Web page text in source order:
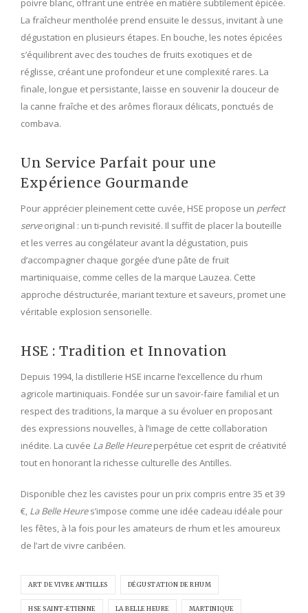
poivre blanc, offrant une entrée en matière subtilement épicée.
La fraîcheur mentholée prend ensuite le dessus, invitant à une
dégustation en plusieurs étapes. En bouche, les notes épicées
s’équilibrent avec des touches de fruits exotiques et de
réglisse, créant une profondeur et une complexité rares. La
finale, longue et persistante, laisse en souvenir la douceur de
la canne fraîche et des arômes floraux délicats, ponctués de
combava.
Un Service Parfait pour une
Expérience Gourmande
Pour apprécier pleinement cette cuvée, HSE propose un perfect
serveoriginal : un ti-punch revisité. Il suffit de placer la bouteille
et les verres au congélateur avant la dégustation, puis
d’accompagner chaque gorgée d’une pâte de fruit
martiniquaise, comme celles de la marque Lauzea. Cette
approche déstructurée, mariant texture et saveurs, promet une
véritable explosion sensorielle.
HSE : Tradition et Innovation
Depuis 1994, la distillerie HSE incarne l’excellence du rhum
agricole martiniquais. Fondée sur un savoir-faire familial et un
respect des traditions, la marque a su évoluer en proposant
des expressions nouvelles, à l’image de cette collaboration
inédite. La cuvée La Belle Heureperpétue cet esprit de créativité
tout en honorant la richesse culturelle des Antilles.
Disponible chez les cavistes pour un prix compris entre 35 et 39
€, La Belle Heures’impose comme une idée cadeau idéale pour
les fêtes, à la fois pour les amateurs de rhum et les amoureux
de l’art de vivre caribéen.
ART DE VIVRE ANTILLES DÉGUSTATION DE RHUM
HSE SAINT-ETIENNE LA BELLE HEURE MARTINIQUE